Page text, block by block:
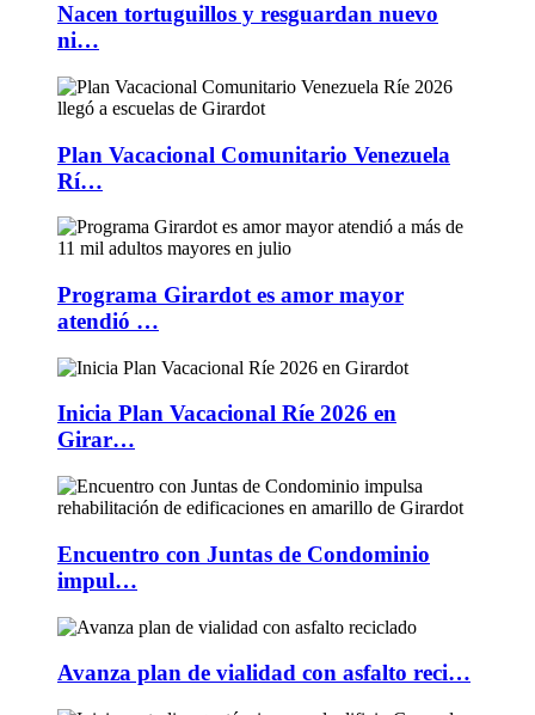
Nacen tortuguillos y resguardan nuevo
ni…
Plan Vacacional Comunitario Venezuela
Rí…
Programa Girardot es amor mayor
atendió …
Inicia Plan Vacacional Ríe 2026 en
Girar…
Encuentro con Juntas de Condominio
impul…
Avanza plan de vialidad con asfalto reci…